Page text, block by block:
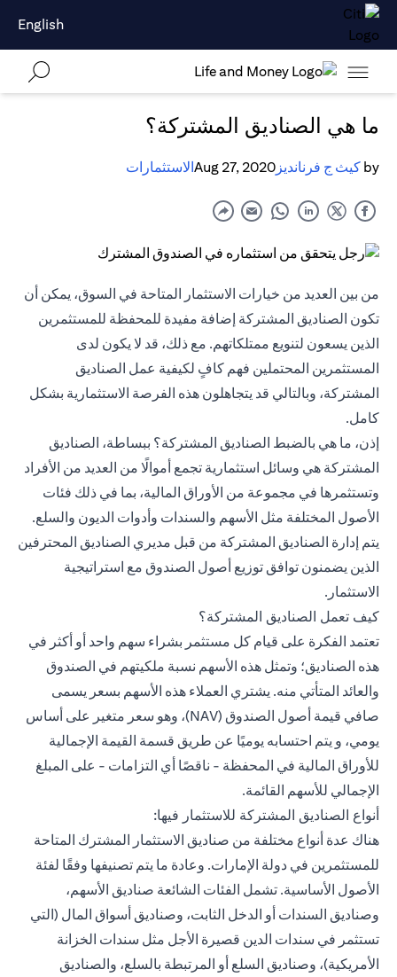
English
ما هي الصناديق المشتركة؟
by كيث ج فرنانديز Aug 27, 2020الاستثمارات
من بين العديد من خيارات الاستثمار المتاحة في السوق، يمكن أن
تكون الصناديق المشتركة إضافة مفيدة للمحفظة للمستثمرين
الذين يسعون لتنويع ممتلكاتهم. مع ذلك، قد لا يكون لدى
المستثمرين المحتملين فهم كافٍ لكيفية عمل الصناديق
المشتركة، وبالتالي قد يتجاهلون هذه الفرصة الاستثمارية بشكل
كامل.
إذن، ما هي بالضبط الصناديق المشتركة؟ ببساطة، الصناديق
المشتركة هي وسائل استثمارية تجمع أموالًا من العديد من الأفراد
وتستثمرها في مجموعة من الأوراق المالية، بما في ذلك فئات
الأصول المختلفة مثل الأسهم والسندات وأدوات الديون والسلع.
يتم إدارة الصناديق المشتركة من قبل مديري الصناديق المحترفين
الذين يضمنون توافق توزيع أصول الصندوق مع استراتيجية
الاستثمار.
كيف تعمل الصناديق المشتركة؟
تعتمد الفكرة على قيام كل مستثمر بشراء سهم واحد أو أكثر في
هذه الصناديق؛ وتمثل هذه الأسهم نسبة ملكيتهم في الصندوق
والعائد المتأتي منه. يشتري العملاء هذه الأسهم بسعر يسمى
صافي قيمة أصول الصندوق (NAV)، وهو سعر متغير على أساس
يومي، و يتم احتسابه يوميًا عن طريق قسمة القيمة الإجمالية
للأوراق المالية في المحفظة - ناقصًا أي التزامات - على المبلغ
الإجمالي للأسهم القائمة.
أنواع الصناديق المشتركة للاستثمار فيها:
هناك عدة أنواع مختلفة من صناديق الاستثمار المشترك المتاحة
للمستثمرين في دولة الإمارات. وعادة ما يتم تصنيفها وفقًا لفئة
الأصول الأساسية. تشمل الفئات الشائعة صناديق الأسهم،
وصناديق السندات أو الدخل الثابت، وصناديق أسواق المال (التي
تستثمر في سندات الدين قصيرة الأجل مثل سندات الخزانة
الأمريكية)، وصناديق السلع أو المرتبطة بالسلع، والصناديق